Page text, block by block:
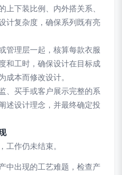
上下装比例、内外搭关系、
计复杂度，确保系列既有亮
管理层一起，核算每款衣服
和工时，确保设计在目标成
成本而修改设计。
、买手或客户展示完整的系
述设计理念，并最终确定投
工作仍未结束。
中出现的工艺难题，检查产